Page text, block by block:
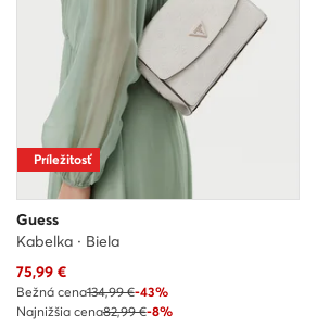
Príležitosť
Guess
Kabelka · Biela
Aktuálna cena
75,99€
Bežná cena134,99 €-43%
Najnižšia cena82,99 €-8%